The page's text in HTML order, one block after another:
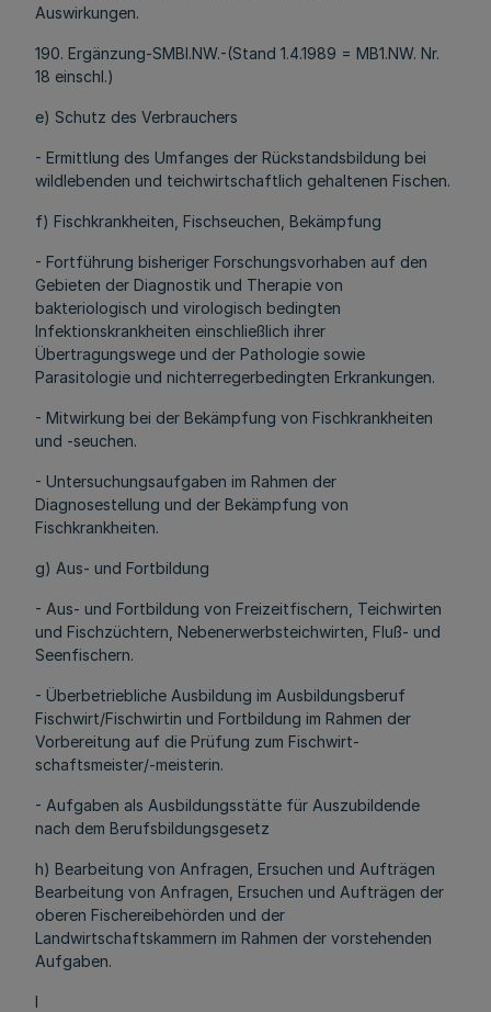
Auswirkungen.
190. Ergänzung-SMBl.NW.-(Stand 1.4.1989 = MB1.NW. Nr.
18 einschl.)
e) Schutz des Verbrauchers
- Ermittlung des Umfanges der Rückstandsbildung bei
wildlebenden und teichwirtschaftlich gehaltenen Fischen.
f) Fischkrankheiten, Fischseuchen, Bekämpfung
- Fortführung bisheriger Forschungsvorhaben auf den
Gebieten der Diagnostik und Therapie von
bakteriologisch und virologisch bedingten
Infektionskrankheiten einschließlich ihrer
Übertragungswege und der Pathologie sowie
Parasitologie und nichterregerbedingten Erkrankungen.
- Mitwirkung bei der Bekämpfung von Fischkrankheiten
und -seuchen.
- Untersuchungsaufgaben im Rahmen der
Diagnosestellung und der Bekämpfung von
Fischkrankheiten.
g) Aus- und Fortbildung
- Aus- und Fortbildung von Freizeitfischern, Teichwirten
und Fischzüchtern, Nebenerwerbsteichwirten, Fluß- und
Seenfischern.
- Überbetriebliche Ausbildung im Ausbildungsberuf
Fischwirt/Fischwirtin und Fortbildung im Rahmen der
Vorbereitung auf die Prüfung zum Fischwirt-
schaftsmeister/-meisterin.
- Aufgaben als Ausbildungsstätte für Auszubildende
nach dem Berufsbildungsgesetz
h) Bearbeitung von Anfragen, Ersuchen und Aufträgen
Bearbeitung von Anfragen, Ersuchen und Aufträgen der
oberen Fischereibehörden und der
Landwirtschaftskammern im Rahmen der vorstehenden
Aufgaben.
l